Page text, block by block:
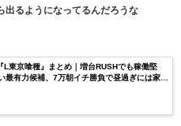
出るようになってるんだろうな
L東京喰種』まとめ｜増台RUSHでも稼働堅
最有力候補、7万朝イチ勝負で昼過ぎには家で